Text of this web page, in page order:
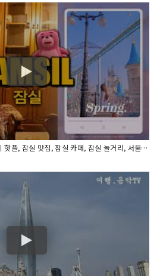
떠먹여주는 잠실 데이트 코스✨ㅣ핫플, 잠실 맛집, 잠실 카페, 잠실 놀거리, 서울가볼만한 곳, 서울데이트 추천